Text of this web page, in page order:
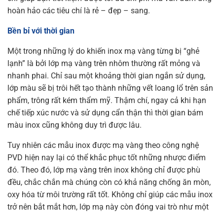
hoàn hảo các tiêu chí là rẻ – đẹp – sang.
Bền bỉ với thời gian
Một trong những lý do khiến inox mạ vàng từng bị “ghẻ
lạnh” là bởi lớp mạ vàng trên nhôm thường rất mỏng và
nhanh phai. Chỉ sau một khoảng thời gian ngắn sử dụng,
lớp màu sẽ bị trôi hết tạo thành những vết loang lổ trên sản
phẩm, trông rất kém thẩm mỹ. Thậm chí, ngay cả khi hạn
chế tiếp xúc nước và sử dụng cẩn thận thì thời gian bám
màu inox cũng không duy trì được lâu.
Tuy nhiên các mẫu inox được mạ vàng theo công nghệ
PVD hiện nay lại có thể khắc phục tốt những nhược điểm
đó. Theo đó, lớp mạ vàng trên inox không chỉ được phù
đều, chắc chắn mà chúng còn có khả năng chống ăn mòn,
oxy hóa từ môi trường rất tốt. Không chỉ giúp các mẫu inox
trở nên bắt mắt hơn, lớp mạ này còn đóng vai trò như một